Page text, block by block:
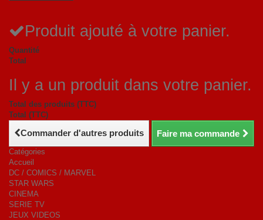
Produit ajouté à votre panier.
Quantité
Total
Il y a un produit dans votre panier.
Total des produits (TTC)
Total (TTC)
Commander d'autres produits Faire ma commande
Catégories
Accueil
DC / COMICS / MARVEL
STAR WARS
CINEMA
SERIE TV
JEUX VIDEOS